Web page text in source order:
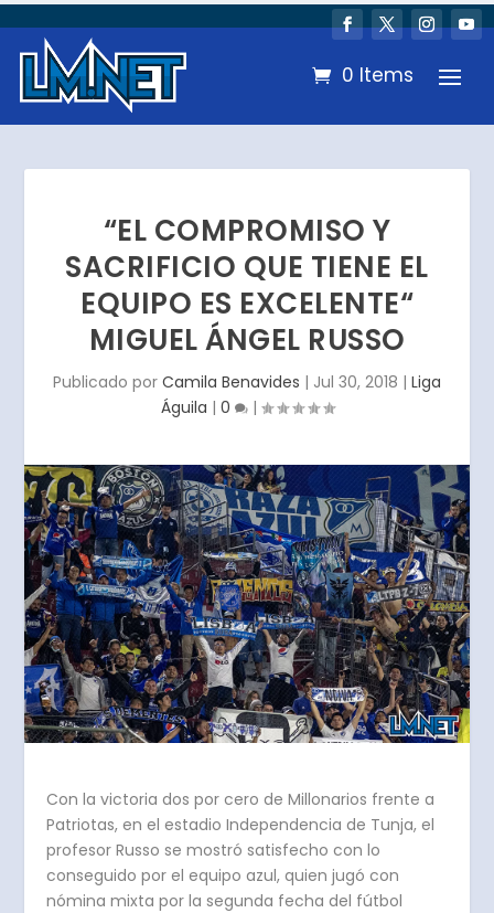
0 Items
“EL COMPROMISO Y
SACRIFICIO QUE TIENE EL
EQUIPO ES EXCELENTE“
MIGUEL ÁNGEL RUSSO
Publicado por Camila Benavides | Jul 30, 2018 | Liga
Águila | 0 |
Con la victoria dos por cero de Millonarios frente a
Patriotas, en el estadio Independencia de Tunja, el
profesor Russo se mostró satisfecho con lo
conseguido por el equipo azul, quien jugó con
nómina mixta por la segunda fecha del fútbol